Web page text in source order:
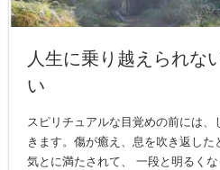
人生に乗り越えられな
い
スピリチュアルな目覚めの前には
きます。傷が癒え、息を吹き返し
気とに満たされて、 一段と明るく